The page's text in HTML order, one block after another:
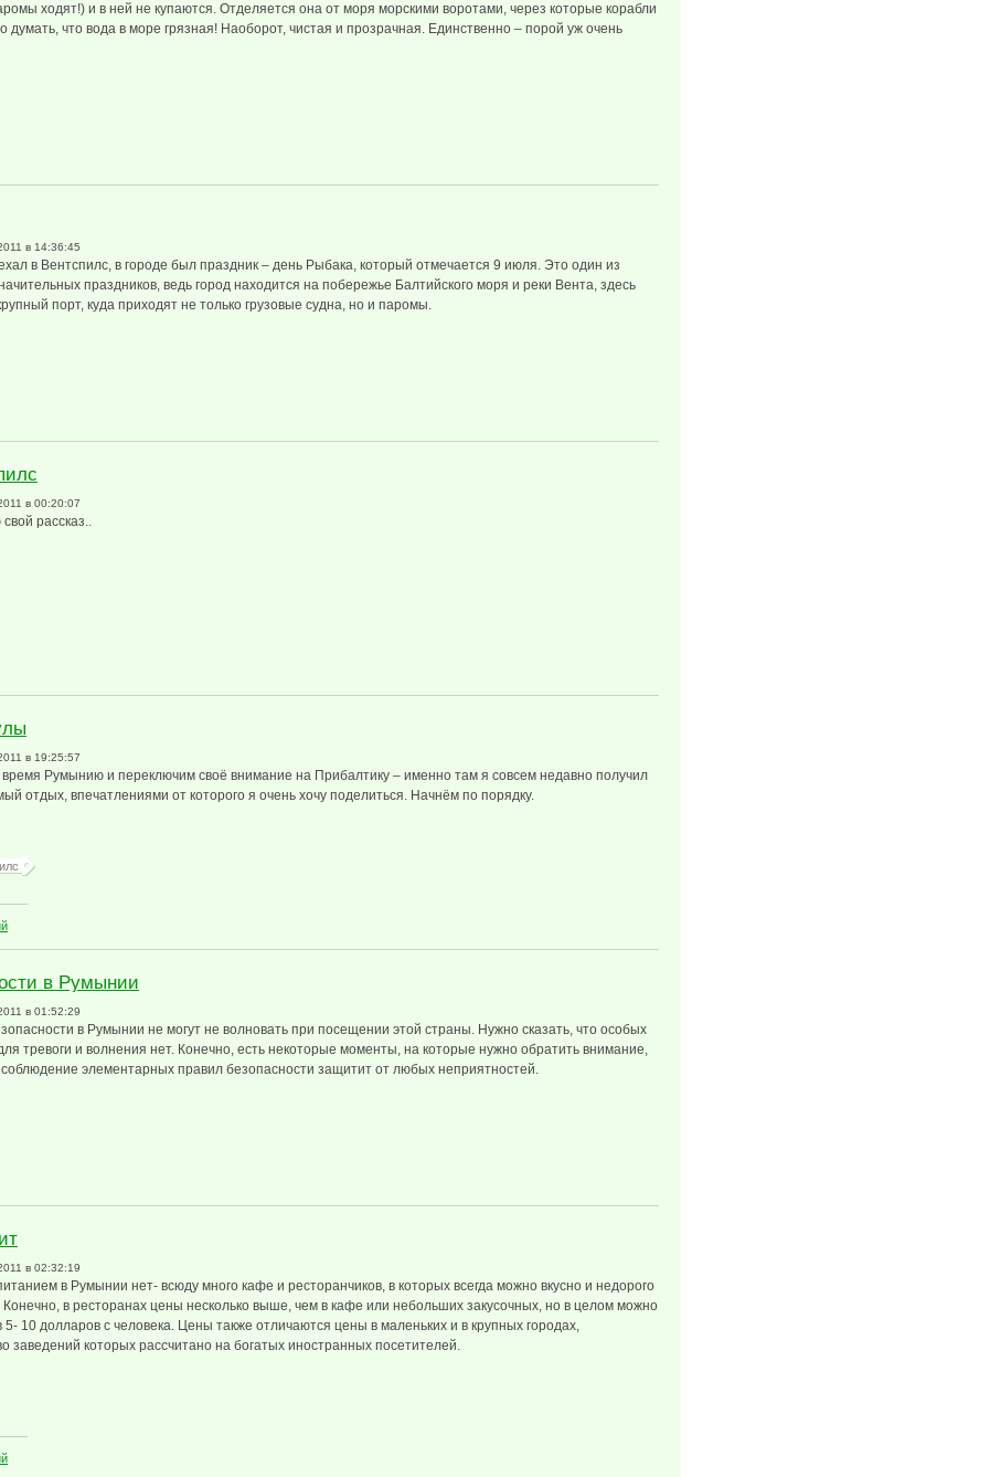
ходят!) и в ней не купаются. Отделяется она от моря морскими воротами, через которые корабли
думать, что вода в море грязная! Наоборот, чистая и прозрачная. Единственно – порой уж очень
в 14:36:45
в Вентспилс, в городе был праздник – день Рыбака, который отмечается 9 июля. Это один из
праздников, ведь город находится на побережье Балтийского моря и реки Вента, здесь
порт, куда приходят не только грузовые судна, но и паромы.
в 00:20:07
рассказ..
в 19:25:57
Румынию и переключим своё внимание на Прибалтику – именно там я совсем недавно получил
отдых, впечатлениями от которого я очень хочу поделиться. Начнём по порядку.
в Румынии
в 01:52:29
в Румынии не могут не волновать при посещении этой страны. Нужно сказать, что особых
тревоги и волнения нет. Конечно, есть некоторые моменты, на которые нужно обратить внимание,
элементарных правил безопасности защитит от любых неприятностей.
в 02:32:19
в Румынии нет- всюду много кафе и ресторанчиков, в которых всегда можно вкусно и недорого
Конечно, в ресторанах цены несколько выше, чем в кафе или небольших закусочных, но в целом можно
5- 10 долларов с человека. Цены также отличаются цены в маленьких и в крупных городах,
заведений которых рассчитано на богатых иностранных посетителей.